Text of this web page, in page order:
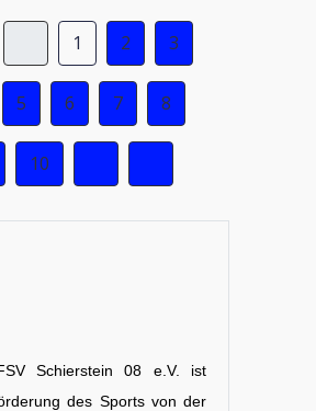
1 2 3
5 6 7 8
10
Schierstein 08 e.V. ist
des Sports von der